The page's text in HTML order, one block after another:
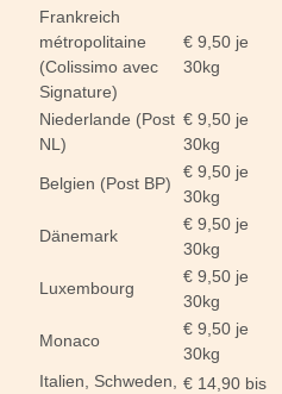
Frankreich
métropolitaine
(Colissimo avec
Signature)
€ 9,50 je
30kg
Niederlande (Post
NL)
€ 9,50 je
30kg
Belgien (Post BP)
€ 9,50 je
30kg
Dänemark
€ 9,50 je
30kg
Luxembourg
€ 9,50 je
30kg
Monaco
€ 9,50 je
30kg
Italien, Schweden,
€ 14,90 bis